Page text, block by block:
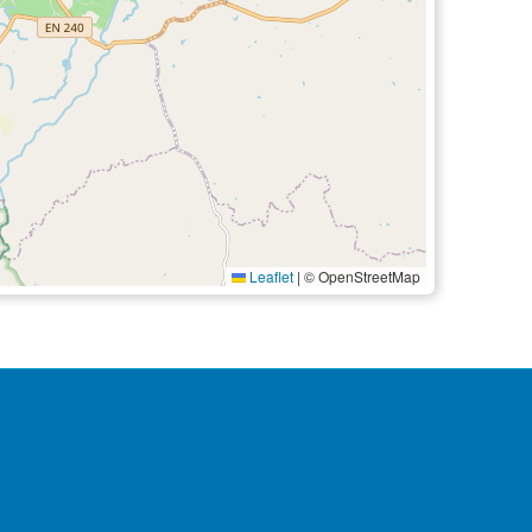
Leaflet | © OpenStreetMap